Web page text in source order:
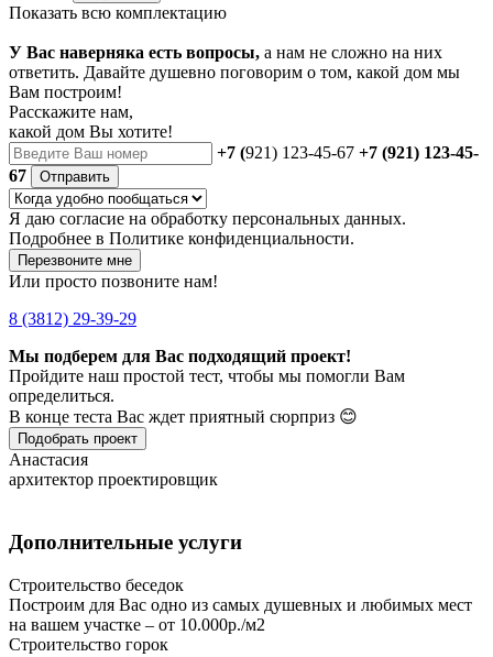
Показать всю комплектацию
У Вас наверняка есть вопросы, а нам не сложно на них
ответить. Давайте душевно поговорим о том, какой дом мы
Вам построим!
Расскажите нам,
какой дом Вы хотите!
+7 (921) 123-45-67 +7 (921) 123-45-
67
Отправить
Я даю согласие на обработку персональных данных.
Подробнее в Политике конфиденциальности.
Перезвоните мне
Или просто позвоните нам!
8 (3812) 29-39-29
Мы подберем для Вас подходящий проект!
Пройдите наш простой тест, чтобы мы помогли Вам
определиться.
В конце теста Вас ждет приятный сюрприз 😊
Подобрать проект
Анастасия
архитектор проектировщик
Дополнительные услуги
Строительство беседок
Построим для Вас одно из самых душевных и любимых мест
на вашем участке – от 10.000р./м2
Строительство горок